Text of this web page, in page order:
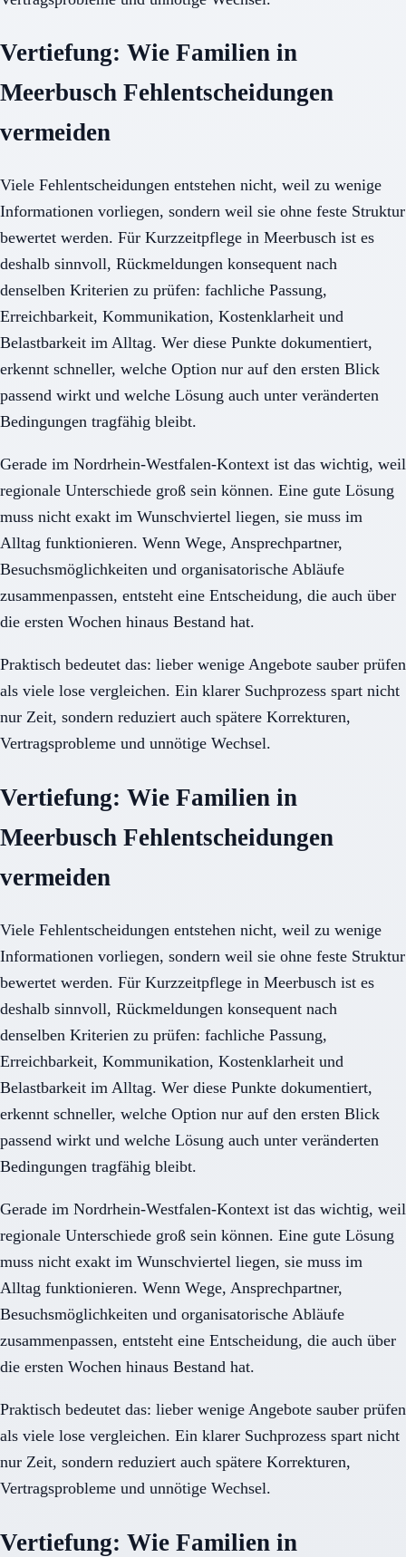
Vertiefung: Wie Familien in
Meerbusch Fehlentscheidungen
vermeiden
Viele Fehlentscheidungen entstehen nicht, weil zu wenige
Informationen vorliegen, sondern weil sie ohne feste Struktur
bewertet werden. Für Kurzzeitpflege in Meerbusch ist es
deshalb sinnvoll, Rückmeldungen konsequent nach
denselben Kriterien zu prüfen: fachliche Passung,
Erreichbarkeit, Kommunikation, Kostenklarheit und
Belastbarkeit im Alltag. Wer diese Punkte dokumentiert,
erkennt schneller, welche Option nur auf den ersten Blick
passend wirkt und welche Lösung auch unter veränderten
Bedingungen tragfähig bleibt.
Gerade im Nordrhein-Westfalen-Kontext ist das wichtig, weil
regionale Unterschiede groß sein können. Eine gute Lösung
muss nicht exakt im Wunschviertel liegen, sie muss im
Alltag funktionieren. Wenn Wege, Ansprechpartner,
Besuchsmöglichkeiten und organisatorische Abläufe
zusammenpassen, entsteht eine Entscheidung, die auch über
die ersten Wochen hinaus Bestand hat.
Praktisch bedeutet das: lieber wenige Angebote sauber prüfen
als viele lose vergleichen. Ein klarer Suchprozess spart nicht
nur Zeit, sondern reduziert auch spätere Korrekturen,
Vertragsprobleme und unnötige Wechsel.
Vertiefung: Wie Familien in
Meerbusch Fehlentscheidungen
vermeiden
Viele Fehlentscheidungen entstehen nicht, weil zu wenige
Informationen vorliegen, sondern weil sie ohne feste Struktur
bewertet werden. Für Kurzzeitpflege in Meerbusch ist es
deshalb sinnvoll, Rückmeldungen konsequent nach
denselben Kriterien zu prüfen: fachliche Passung,
Erreichbarkeit, Kommunikation, Kostenklarheit und
Belastbarkeit im Alltag. Wer diese Punkte dokumentiert,
erkennt schneller, welche Option nur auf den ersten Blick
passend wirkt und welche Lösung auch unter veränderten
Bedingungen tragfähig bleibt.
Gerade im Nordrhein-Westfalen-Kontext ist das wichtig, weil
regionale Unterschiede groß sein können. Eine gute Lösung
muss nicht exakt im Wunschviertel liegen, sie muss im
Alltag funktionieren. Wenn Wege, Ansprechpartner,
Besuchsmöglichkeiten und organisatorische Abläufe
zusammenpassen, entsteht eine Entscheidung, die auch über
die ersten Wochen hinaus Bestand hat.
Praktisch bedeutet das: lieber wenige Angebote sauber prüfen
als viele lose vergleichen. Ein klarer Suchprozess spart nicht
nur Zeit, sondern reduziert auch spätere Korrekturen,
Vertragsprobleme und unnötige Wechsel.
Vertiefung: Wie Familien in